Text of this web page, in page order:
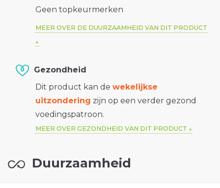
Geen topkeurmerken
MEER OVER DE DUURZAAMHEID VAN DIT PRODUCT
Gezondheid
Dit product kan de wekelijkse
uitzondering zijn op een verder gezond
voedingspatroon.
MEER OVER GEZONDHEID VAN DIT PRODUCT
Duurzaamheid